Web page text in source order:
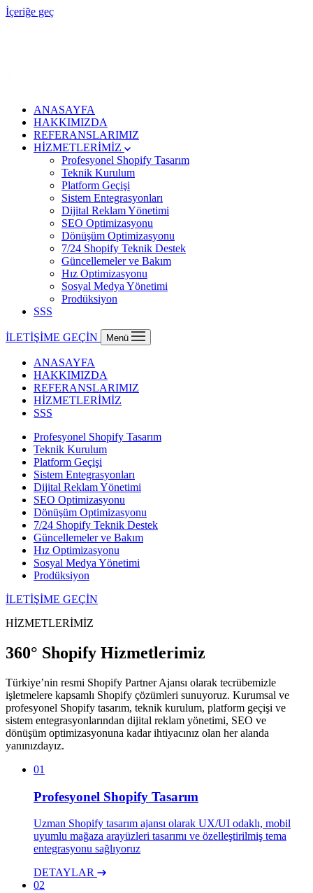
İçeriğe geç
ANASAYFA
HAKKIMIZDA
REFERANSLARIMIZ
HİZMETLERİMİZ
Profesyonel Shopify Tasarım
Teknik Kurulum
Platform Geçişi
Sistem Entegrasyonları
Dijital Reklam Yönetimi
SEO Optimizasyonu
Dönüşüm Optimizasyonu
7/24 Shopify Teknik Destek
Güncellemeler ve Bakım
Hız Optimizasyonu
Sosyal Medya Yönetimi
Prodüksiyon
SSS
İLETİŞİME GEÇİN Menü
ANASAYFA
HAKKIMIZDA
REFERANSLARIMIZ
HİZMETLERİMİZ
SSS
Profesyonel Shopify Tasarım
Teknik Kurulum
Platform Geçişi
Sistem Entegrasyonları
Dijital Reklam Yönetimi
SEO Optimizasyonu
Dönüşüm Optimizasyonu
7/24 Shopify Teknik Destek
Güncellemeler ve Bakım
Hız Optimizasyonu
Sosyal Medya Yönetimi
Prodüksiyon
İLETİŞİME GEÇİN
HİZMETLERİMİZ
360° Shopify Hizmetlerimiz
Türkiye’nin resmi Shopify Partner Ajansı olarak tecrübemizle
işletmelere kapsamlı Shopify çözümleri sunuyoruz. Kurumsal ve
profesyonel Shopify tasarım, teknik kurulum, platform geçişi ve
sistem entegrasyonlarından dijital reklam yönetimi, SEO ve
dönüşüm optimizasyonuna kadar ihtiyacınız olan her alanda
yanınızdayız.
01
Profesyonel Shopify Tasarım
Uzman Shopify tasarım ajansı olarak UX/UI odaklı, mobil
uyumlu mağaza arayüzleri tasarımı ve özelleştirilmiş tema
entegrasyonu sağlıyoruz
DETAYLAR
02